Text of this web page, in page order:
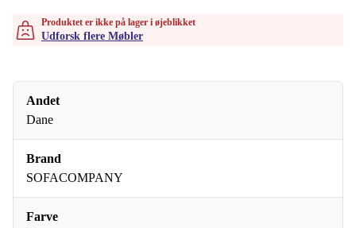
Produktet er ikke på lager i øjeblikket
Udforsk flere Møbler
Andet
Dane
Brand
SOFACOMPANY
Farve